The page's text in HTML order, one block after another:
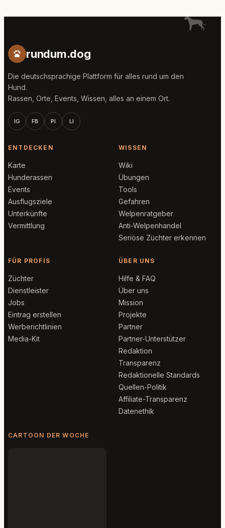
rundum.dog
Die deutschsprachige Plattform für alles rund um den
Hund.
Rassen, Orte, Events, Wissen, alles an einem Ort.
IG FB PI LI
ENTDECKEN
Karte
Hunderassen
Events
Ausflugsziele
Unterkünfte
Vermittlung
WISSEN
Wiki
Übungen
Tools
Gefahren
Welpenratgeber
Anti-Welpenhandel
Seriöse Züchter erkennen
FÜR PROFIS
Züchter
Dienstleister
Jobs
Eintrag erstellen
Werberichtlinien
Media-Kit
ÜBER UNS
Hilfe & FAQ
Über uns
Mission
Projekte
Partner
Partner-Unterstützer
Redaktion
Transparenz
Redaktionelle Standards
Quellen-Politik
Affiliate-Transparenz
Datenethik
CARTOON DER WOCHE